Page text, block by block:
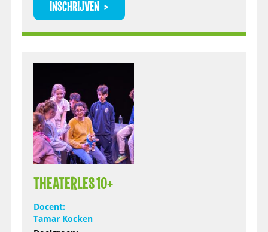
INSCHRIJVEN
THEATERLES 10+
Docent:
Tamar Kocken